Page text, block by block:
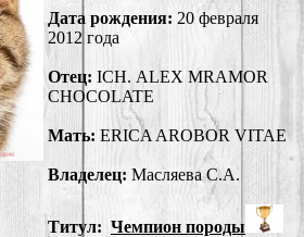
Дата рождения: 20 февраля
2012 года
Отец: ICH. ALEX MRAMOR
CHOCOLATE
Мать: ERICA AROBOR VITAE
Владелец: Масляева С.А.
Титул: Чемпион породы